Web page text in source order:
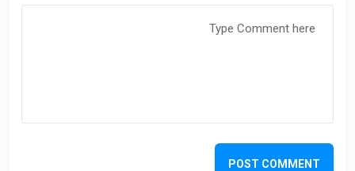
POST COMMENT